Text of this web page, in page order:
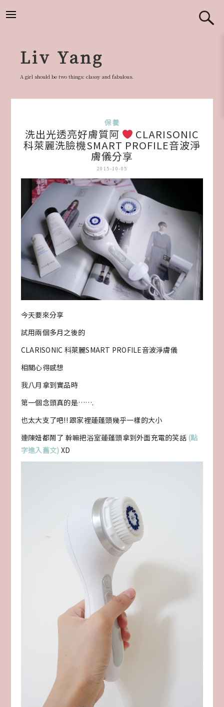
Liv Yang
A girl should be two things: classy and fabulous.
保養
洗出光透亮好膚質阿 CLARISONIC
科萊麗洗臉機SMART PROFILE音波淨
膚儀分享
2015-10-05
今天要來分享
試用兩個多月之後的
CLARISONIC 科萊麗SMART PROFILE音波淨膚儀
相關心得感想
我八月拿到實品時
第一個念頭真的是…….
也太大支了吧!! 跟家裡蓮蓬頭幾乎一樣的大小
連陳妞都鬧了 幹嘛把浴室蓮蓬頭拿到外面充電的笑話 (點
字進入舊文) XD